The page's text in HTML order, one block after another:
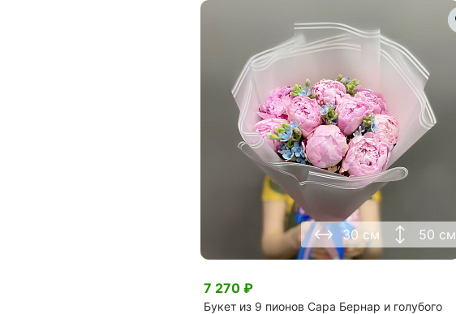
30 см 50 см
7 270 ₽
Букет из 9 пионов Сара Бернар и голубого